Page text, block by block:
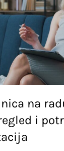
na
i